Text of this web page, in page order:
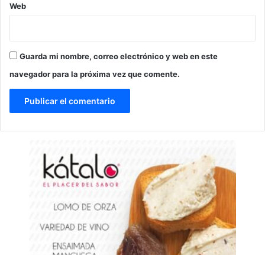
Web
Guarda mi nombre, correo electrónico y web en este
navegador para la próxima vez que comente.